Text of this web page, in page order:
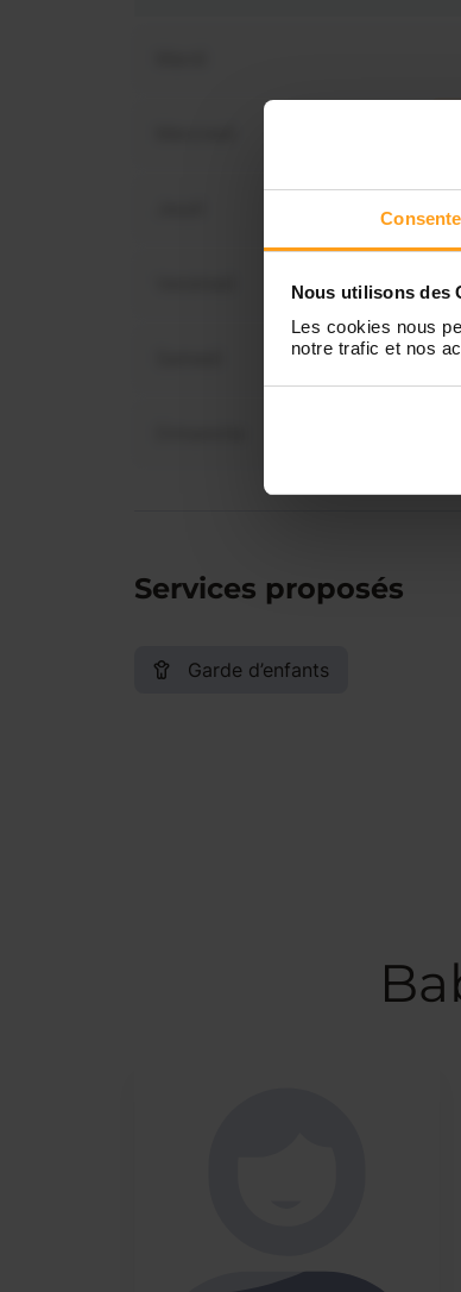
Nous utilisons des
Les cookies nous
notre trafic et nos
Services proposés
Garde d’enfants